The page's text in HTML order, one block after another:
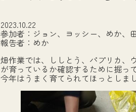
2023.10.22
参加者：ジョン、ヨッシー、めか、
報告者：めか
畑作業では、ししとう、パプリカ、
が育っているか確認するために掘っ
今年はうまく育てられてほっとしまし